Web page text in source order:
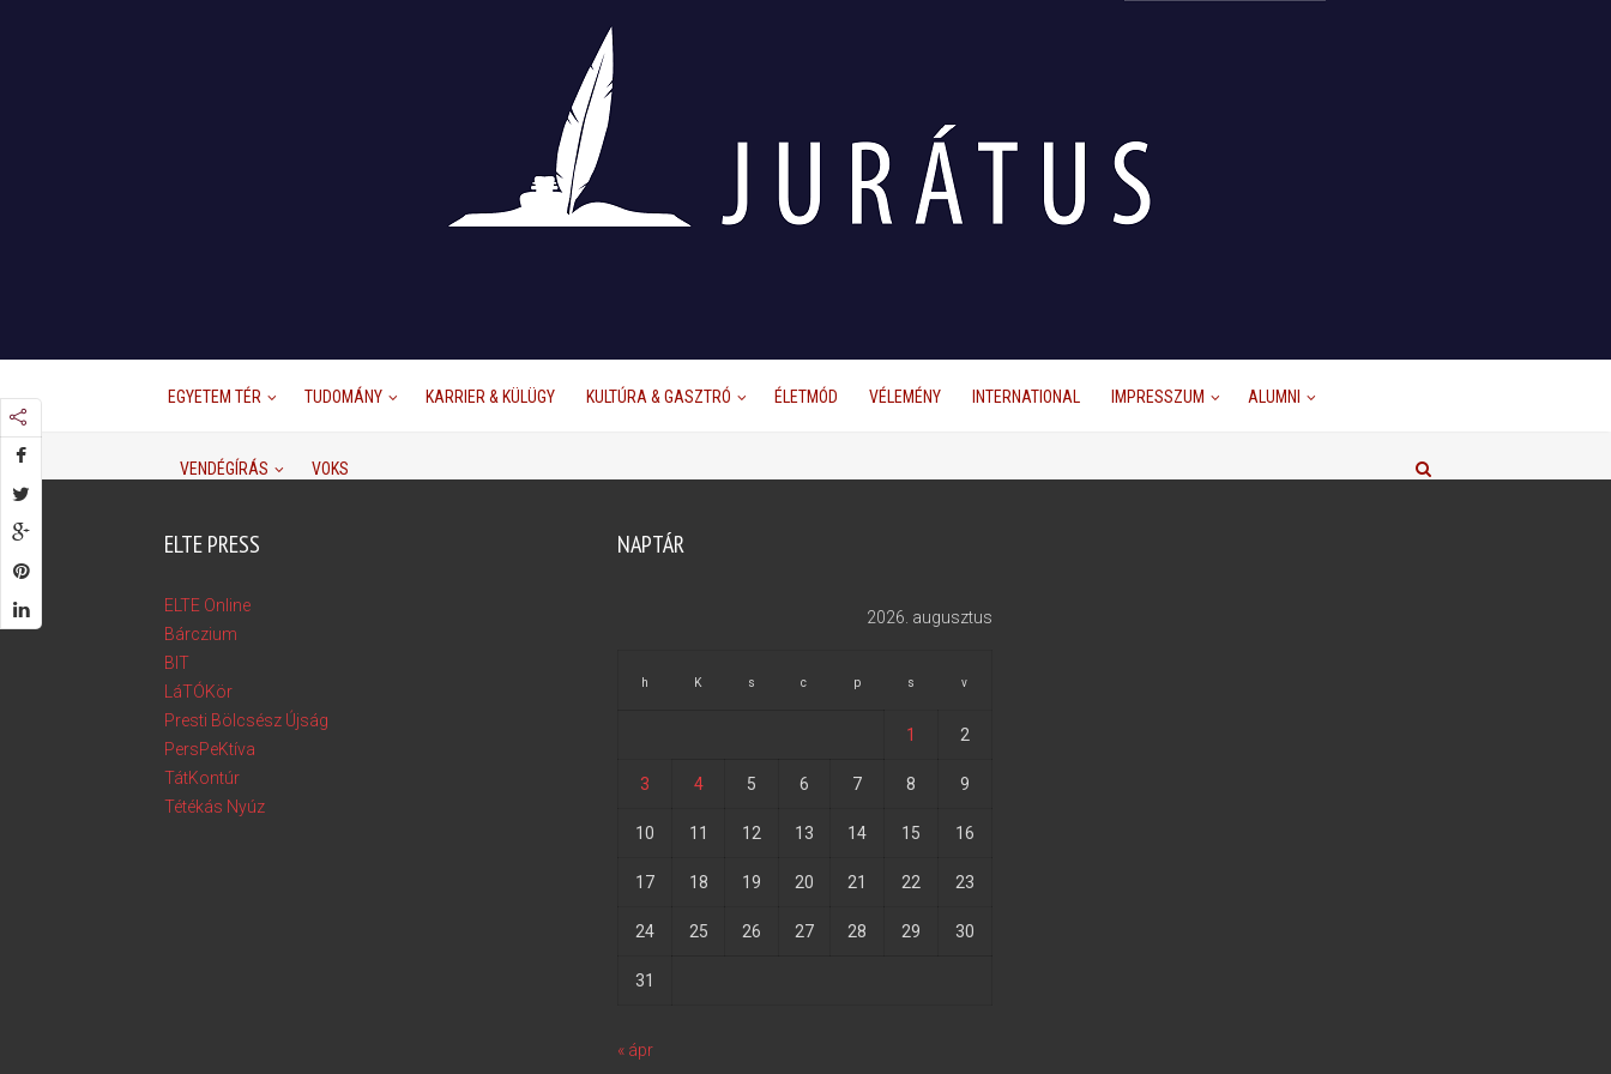
EGYETEM TÉR TUDOMÁNY KARRIER & KÜLÜGY KULTÚRA & GASZTRÓ ÉLETMÓD VÉLEMÉNY INTERNATIONAL IMPRESSZUM ALUMNI
VENDÉGÍRÁS VOKS
ELTE PRESS
ELTE Online
Bárczium
BIT
LáTÓKör
Presti Bölcsész Újság
PersPeKtíva
TátKontúr
Tétékás Nyúz
NAPTÁR
2026. augusztus
h K s c p s v
1 2
3 4 5 6 7 8 9
10 11 12 13 14 15 16
17 18 19 20 21 22 23
24 25 26 27 28 29 30
31
« ápr